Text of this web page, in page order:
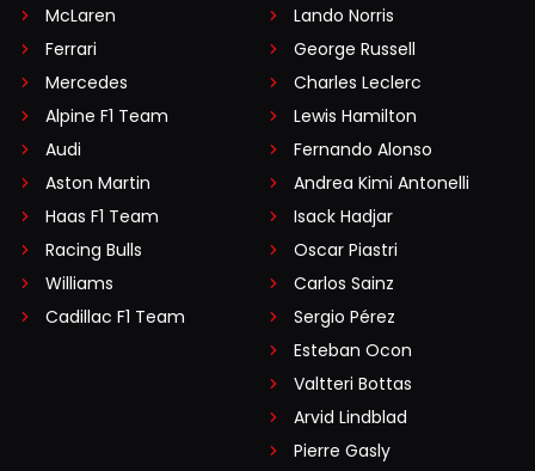
McLaren
Ferrari
Mercedes
Alpine F1 Team
Audi
Aston Martin
Haas F1 Team
Racing Bulls
Williams
Cadillac F1 Team
Lando Norris
George Russell
Charles Leclerc
Lewis Hamilton
Fernando Alonso
Andrea Kimi Antonelli
Isack Hadjar
Oscar Piastri
Carlos Sainz
Sergio Pérez
Esteban Ocon
Valtteri Bottas
Arvid Lindblad
Pierre Gasly